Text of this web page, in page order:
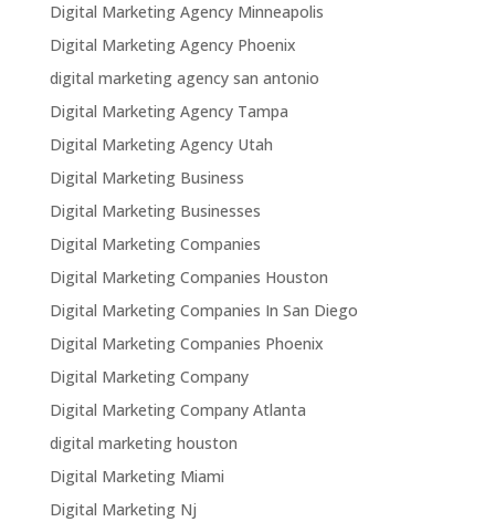
Digital Marketing Agency Minneapolis
Digital Marketing Agency Phoenix
digital marketing agency san antonio
Digital Marketing Agency Tampa
Digital Marketing Agency Utah
Digital Marketing Business
Digital Marketing Businesses
Digital Marketing Companies
Digital Marketing Companies Houston
Digital Marketing Companies In San Diego
Digital Marketing Companies Phoenix
Digital Marketing Company
Digital Marketing Company Atlanta
digital marketing houston
Digital Marketing Miami
Digital Marketing Nj